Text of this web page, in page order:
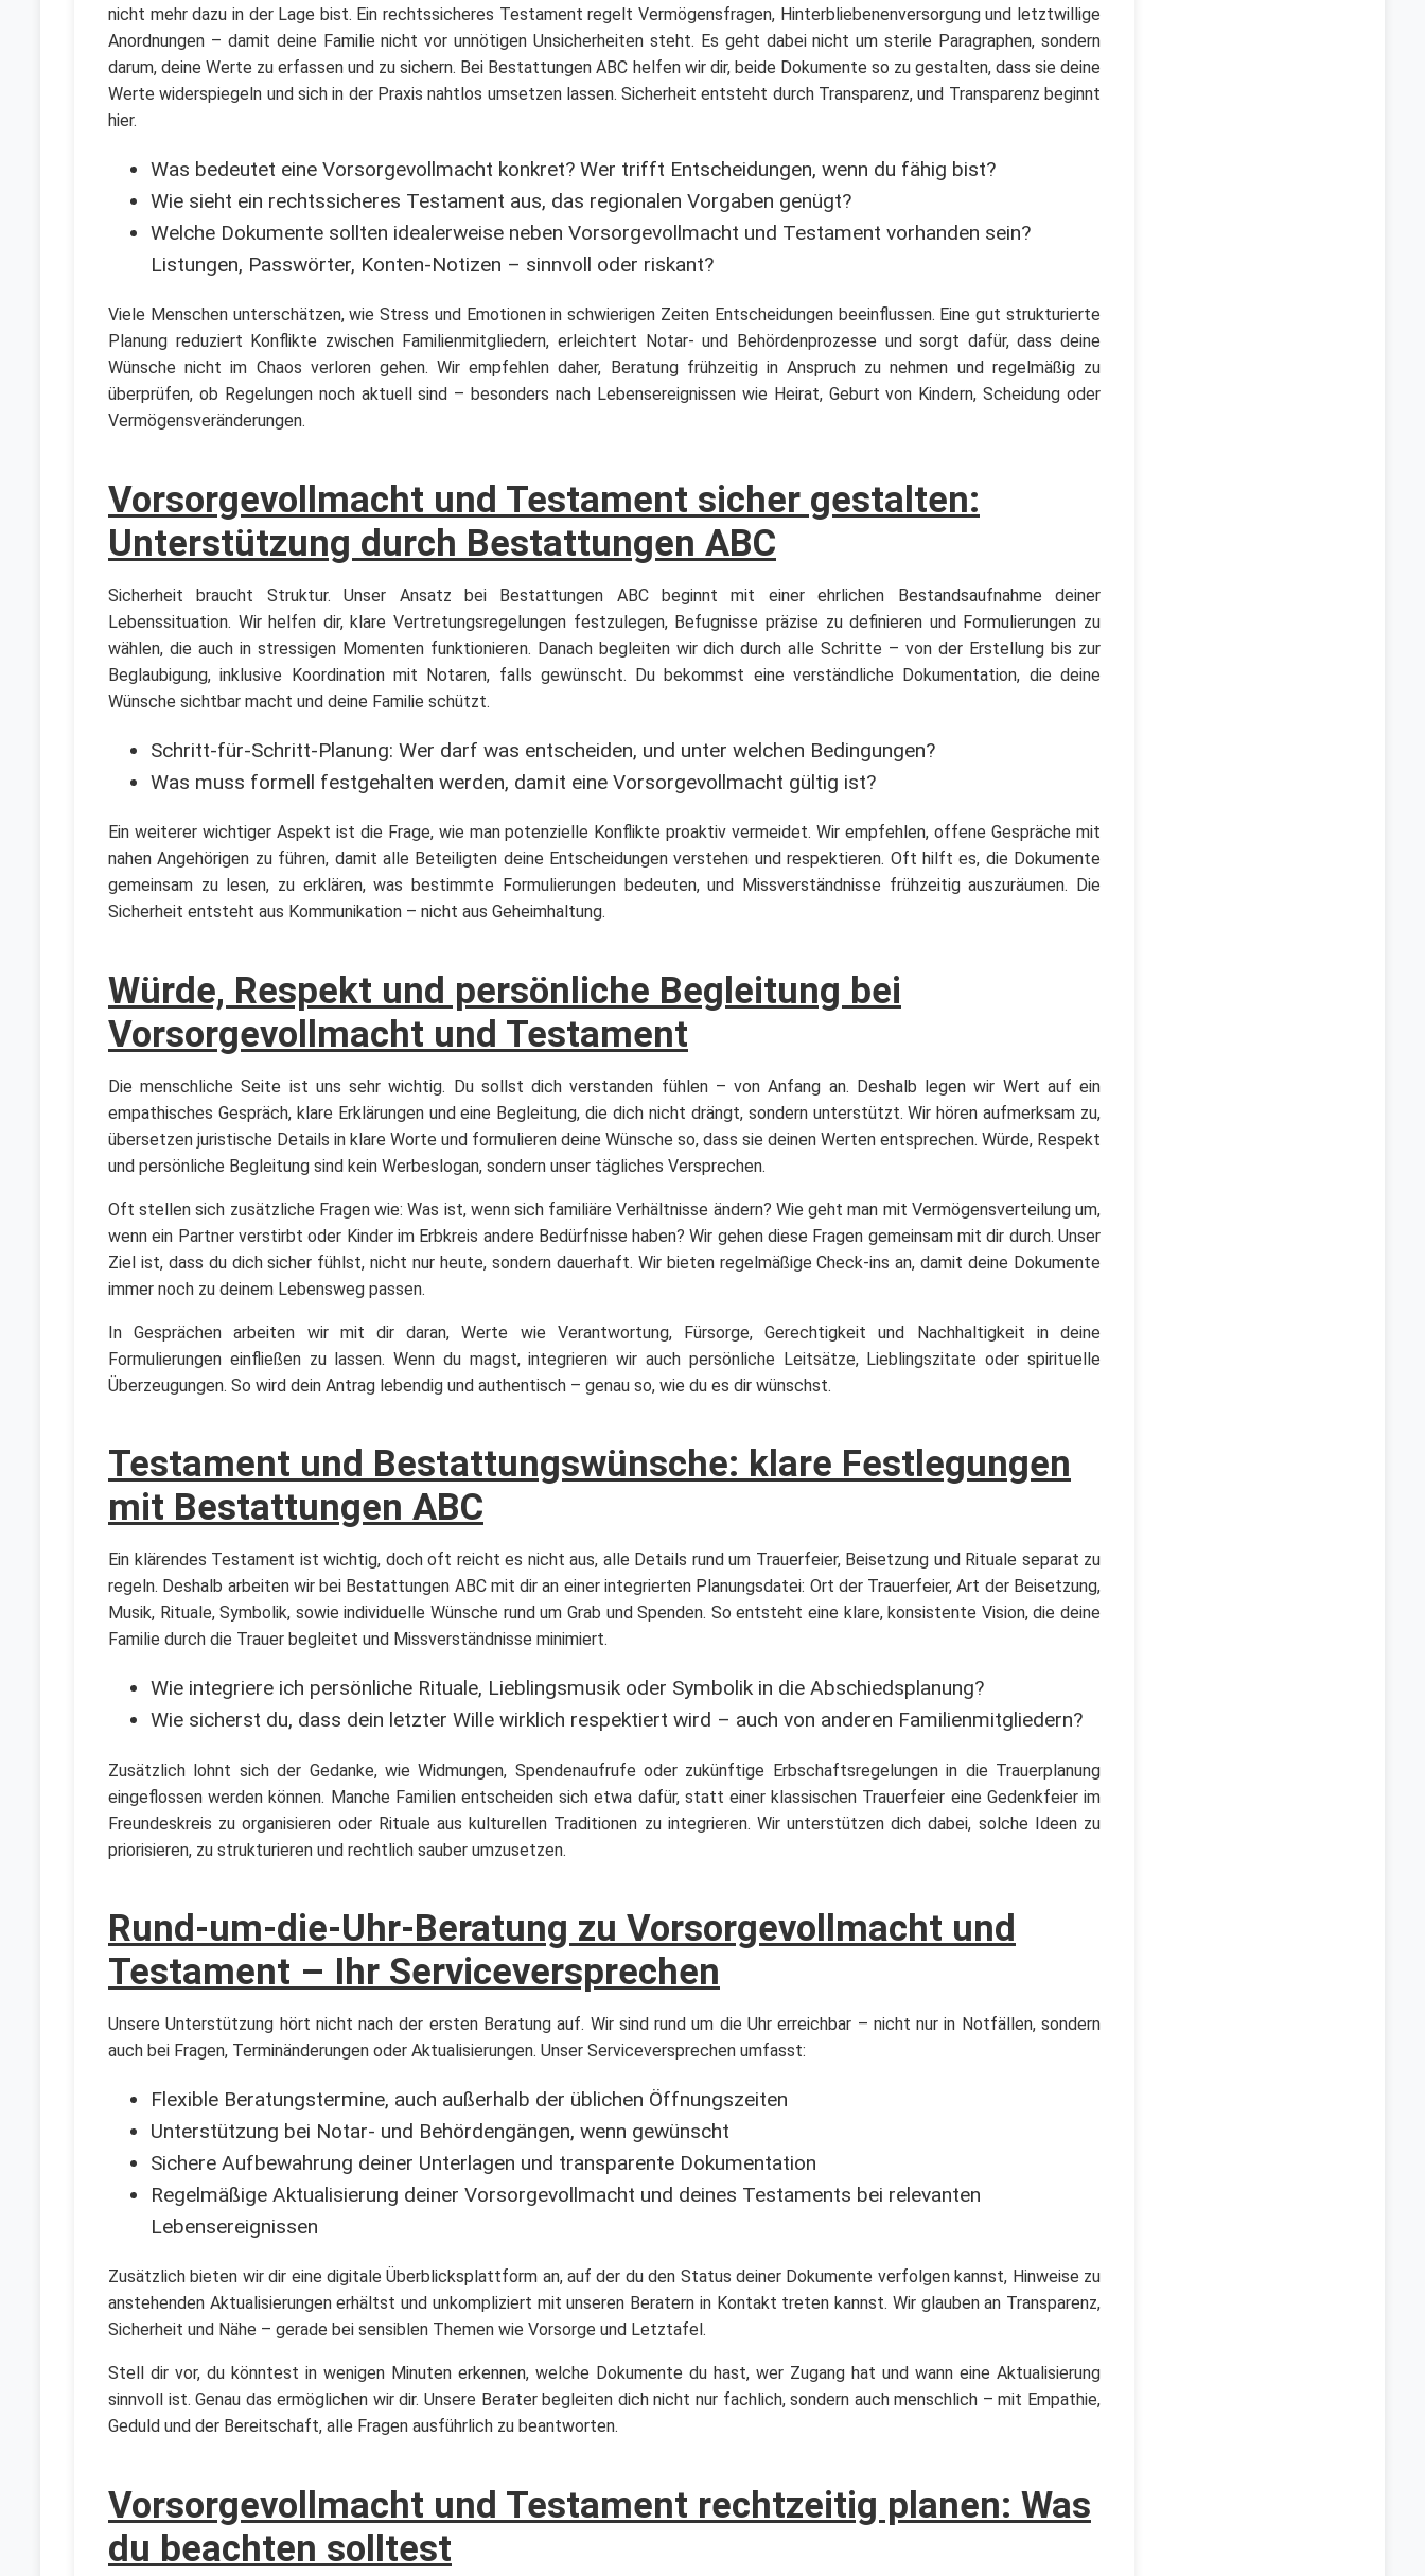
nicht mehr dazu in der Lage bist. Ein rechtssicheres Testament regelt Vermögensfragen, Hinterbliebenenversorgung und letztwillige
Anordnungen – damit deine Familie nicht vor unnötigen Unsicherheiten steht. Es geht dabei nicht um sterile Paragraphen, sondern
darum, deine Werte zu erfassen und zu sichern. Bei Bestattungen ABC helfen wir dir, beide Dokumente so zu gestalten, dass sie deine
Werte widerspiegeln und sich in der Praxis nahtlos umsetzen lassen. Sicherheit entsteht durch Transparenz, und Transparenz beginnt
hier.
Was bedeutet eine Vorsorgevollmacht konkret? Wer trifft Entscheidungen, wenn du fähig bist?
Wie sieht ein rechtssicheres Testament aus, das regionalen Vorgaben genügt?
Welche Dokumente sollten idealerweise neben Vorsorgevollmacht und Testament vorhanden sein?
Listungen, Passwörter, Konten-Notizen – sinnvoll oder riskant?
Viele Menschen unterschätzen, wie Stress und Emotionen in schwierigen Zeiten Entscheidungen beeinflussen. Eine gut strukturierte
Planung reduziert Konflikte zwischen Familienmitgliedern, erleichtert Notar- und Behördenprozesse und sorgt dafür, dass deine
Wünsche nicht im Chaos verloren gehen. Wir empfehlen daher, Beratung frühzeitig in Anspruch zu nehmen und regelmäßig zu
überprüfen, ob Regelungen noch aktuell sind – besonders nach Lebensereignissen wie Heirat, Geburt von Kindern, Scheidung oder
Vermögensveränderungen.
Vorsorgevollmacht und Testament sicher gestalten:
Unterstützung durch Bestattungen ABC
Sicherheit braucht Struktur. Unser Ansatz bei Bestattungen ABC beginnt mit einer ehrlichen Bestandsaufnahme deiner
Lebenssituation. Wir helfen dir, klare Vertretungsregelungen festzulegen, Befugnisse präzise zu definieren und Formulierungen zu
wählen, die auch in stressigen Momenten funktionieren. Danach begleiten wir dich durch alle Schritte – von der Erstellung bis zur
Beglaubigung, inklusive Koordination mit Notaren, falls gewünscht. Du bekommst eine verständliche Dokumentation, die deine
Wünsche sichtbar macht und deine Familie schützt.
Schritt-für-Schritt-Planung: Wer darf was entscheiden, und unter welchen Bedingungen?
Was muss formell festgehalten werden, damit eine Vorsorgevollmacht gültig ist?
Ein weiterer wichtiger Aspekt ist die Frage, wie man potenzielle Konflikte proaktiv vermeidet. Wir empfehlen, offene Gespräche mit
nahen Angehörigen zu führen, damit alle Beteiligten deine Entscheidungen verstehen und respektieren. Oft hilft es, die Dokumente
gemeinsam zu lesen, zu erklären, was bestimmte Formulierungen bedeuten, und Missverständnisse frühzeitig auszuräumen. Die
Sicherheit entsteht aus Kommunikation – nicht aus Geheimhaltung.
Würde, Respekt und persönliche Begleitung bei
Vorsorgevollmacht und Testament
Die menschliche Seite ist uns sehr wichtig. Du sollst dich verstanden fühlen – von Anfang an. Deshalb legen wir Wert auf ein
empathisches Gespräch, klare Erklärungen und eine Begleitung, die dich nicht drängt, sondern unterstützt. Wir hören aufmerksam zu,
übersetzen juristische Details in klare Worte und formulieren deine Wünsche so, dass sie deinen Werten entsprechen. Würde, Respekt
und persönliche Begleitung sind kein Werbeslogan, sondern unser tägliches Versprechen.
Oft stellen sich zusätzliche Fragen wie: Was ist, wenn sich familiäre Verhältnisse ändern? Wie geht man mit Vermögensverteilung um,
wenn ein Partner verstirbt oder Kinder im Erbkreis andere Bedürfnisse haben? Wir gehen diese Fragen gemeinsam mit dir durch. Unser
Ziel ist, dass du dich sicher fühlst, nicht nur heute, sondern dauerhaft. Wir bieten regelmäßige Check-ins an, damit deine Dokumente
immer noch zu deinem Lebensweg passen.
In Gesprächen arbeiten wir mit dir daran, Werte wie Verantwortung, Fürsorge, Gerechtigkeit und Nachhaltigkeit in deine
Formulierungen einfließen zu lassen. Wenn du magst, integrieren wir auch persönliche Leitsätze, Lieblingszitate oder spirituelle
Überzeugungen. So wird dein Antrag lebendig und authentisch – genau so, wie du es dir wünschst.
Testament und Bestattungswünsche: klare Festlegungen
mit Bestattungen ABC
Ein klärendes Testament ist wichtig, doch oft reicht es nicht aus, alle Details rund um Trauerfeier, Beisetzung und Rituale separat zu
regeln. Deshalb arbeiten wir bei Bestattungen ABC mit dir an einer integrierten Planungsdatei: Ort der Trauerfeier, Art der Beisetzung,
Musik, Rituale, Symbolik, sowie individuelle Wünsche rund um Grab und Spenden. So entsteht eine klare, konsistente Vision, die deine
Familie durch die Trauer begleitet und Missverständnisse minimiert.
Wie integriere ich persönliche Rituale, Lieblingsmusik oder Symbolik in die Abschiedsplanung?
Wie sicherst du, dass dein letzter Wille wirklich respektiert wird – auch von anderen Familienmitgliedern?
Zusätzlich lohnt sich der Gedanke, wie Widmungen, Spendenaufrufe oder zukünftige Erbschaftsregelungen in die Trauerplanung
eingeflossen werden können. Manche Familien entscheiden sich etwa dafür, statt einer klassischen Trauerfeier eine Gedenkfeier im
Freundeskreis zu organisieren oder Rituale aus kulturellen Traditionen zu integrieren. Wir unterstützen dich dabei, solche Ideen zu
priorisieren, zu strukturieren und rechtlich sauber umzusetzen.
Rund-um-die-Uhr-Beratung zu Vorsorgevollmacht und
Testament – Ihr Serviceversprechen
Unsere Unterstützung hört nicht nach der ersten Beratung auf. Wir sind rund um die Uhr erreichbar – nicht nur in Notfällen, sondern
auch bei Fragen, Terminänderungen oder Aktualisierungen. Unser Serviceversprechen umfasst:
Flexible Beratungstermine, auch außerhalb der üblichen Öffnungszeiten
Unterstützung bei Notar- und Behördengängen, wenn gewünscht
Sichere Aufbewahrung deiner Unterlagen und transparente Dokumentation
Regelmäßige Aktualisierung deiner Vorsorgevollmacht und deines Testaments bei relevanten
Lebensereignissen
Zusätzlich bieten wir dir eine digitale Überblicksplattform an, auf der du den Status deiner Dokumente verfolgen kannst, Hinweise zu
anstehenden Aktualisierungen erhältst und unkompliziert mit unseren Beratern in Kontakt treten kannst. Wir glauben an Transparenz,
Sicherheit und Nähe – gerade bei sensiblen Themen wie Vorsorge und Letztafel.
Stell dir vor, du könntest in wenigen Minuten erkennen, welche Dokumente du hast, wer Zugang hat und wann eine Aktualisierung
sinnvoll ist. Genau das ermöglichen wir dir. Unsere Berater begleiten dich nicht nur fachlich, sondern auch menschlich – mit Empathie,
Geduld und der Bereitschaft, alle Fragen ausführlich zu beantworten.
Vorsorgevollmacht und Testament rechtzeitig planen: Was
du beachten solltest